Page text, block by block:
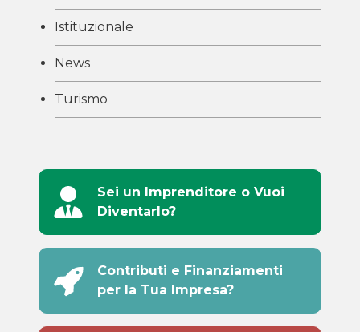
Istituzionale
News
Turismo
Sei un Imprenditore o Vuoi
Diventarlo?
Contributi e Finanziamenti
per la Tua Impresa?